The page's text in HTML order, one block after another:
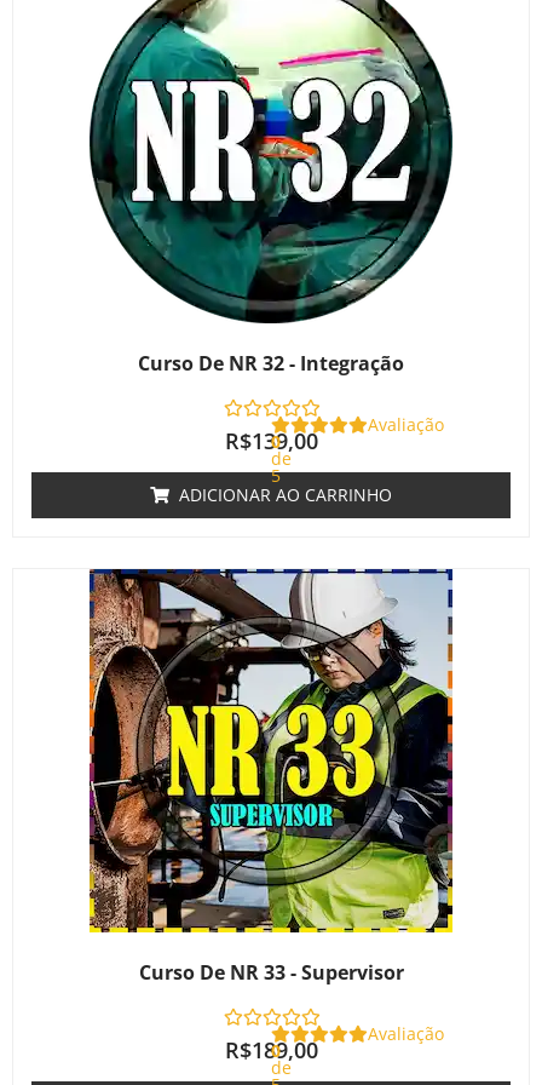
Curso De NR 32 - Integração
Avaliação
0
de
5
R$139,00
ADICIONAR AO CARRINHO
Curso De NR 33 - Supervisor
Avaliação
0
de
R$189,00